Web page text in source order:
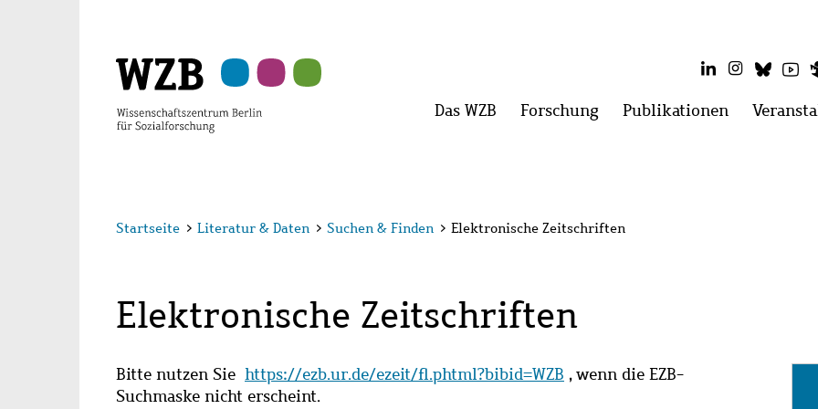
LinkedInInstagram
Hauptmenü
Das WZB Menü
Forschung Menü
Publikationen Menü
Startseite > Literatur & Daten > Suchen & Finden > Elektronische Zeitschriften
Elektronische Zeitschriften
Bitte nutzen Sie https://ezb.ur.de/ezeit/fl.phtml?bibid=WZB , wenn die EZB-
Suchmaske nicht erscheint.